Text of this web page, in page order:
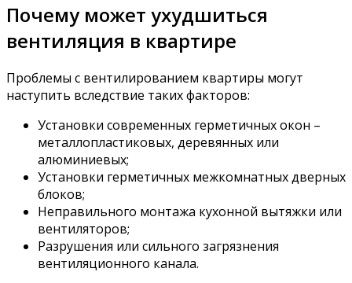
Почему может ухудшиться
вентиляция в квартире
Проблемы с вентилированием квартиры могут
наступить вследствие таких факторов:
Установки современных герметичных окон –
металлопластиковых, деревянных или
алюминиевых;
Установки герметичных межкомнатных дверных
блоков;
Неправильного монтажа кухонной вытяжки или
вентиляторов;
Разрушения или сильного загрязнения
вентиляционного канала.